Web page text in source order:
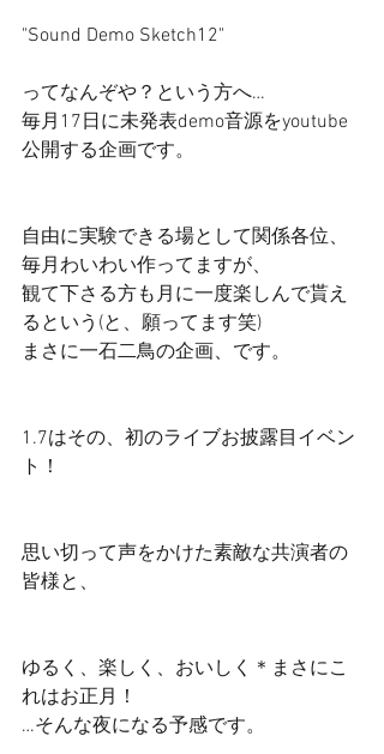
"Sound Demo Sketch12"
ってなんぞや？という方へ…
毎月17日に未発表demo音源をyoutube
公開する企画です。
自由に実験できる場として関係各位、
毎月わいわい作ってますが、
観て下さる方も月に一度楽しんで貰え
るという(と、願ってます笑)
まさに一石二鳥の企画、です。
1.7はその、初のライブお披露目イベン
ト！
思い切って声をかけた素敵な共演者の
皆様と、
ゆるく、楽しく、おいしく＊まさにこ
れはお正月！
…そんな夜になる予感です。